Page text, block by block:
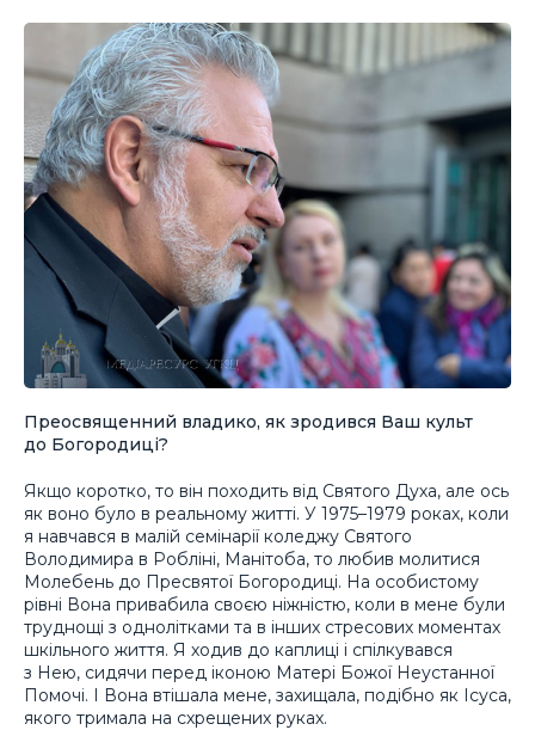
Преосвященний владико, як зродився Ваш культ
до Богородиці?
Якщо коротко, то він походить від Святого Духа, але ось
як воно було в реальному житті. У 1975–1979 роках, коли
я навчався в малій семінарії коледжу Святого
Володимира в Робліні, Манітоба, то любив молитися
Молебень до Пресвятої Богородиці. На особистому
рівні Вона привабила своєю ніжністю, коли в мене були
труднощі з однолітками та в інших стресових моментах
шкільного життя. Я ходив до каплиці і спілкувався
з Нею, сидячи перед іконою Матері Божої Неустанної
Помочі. І Вона втішала мене, захищала, подібно як Ісуса,
якого тримала на схрещених руках.